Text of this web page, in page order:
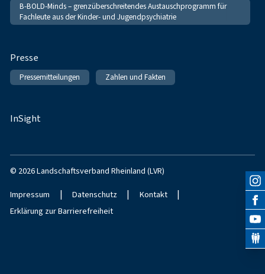
B-BOLD-Minds – grenzüberschreitendes Austauschprogramm für
Fachleute aus der Kinder- und Jugendpsychiatrie
Presse
Pressemitteilungen Zahlen und Fakten
InSight
© 2026 Landschaftsverband Rheinland (LVR)
Impressum | Datenschutz | Kontakt |
Erklärung zur Barrierefreiheit